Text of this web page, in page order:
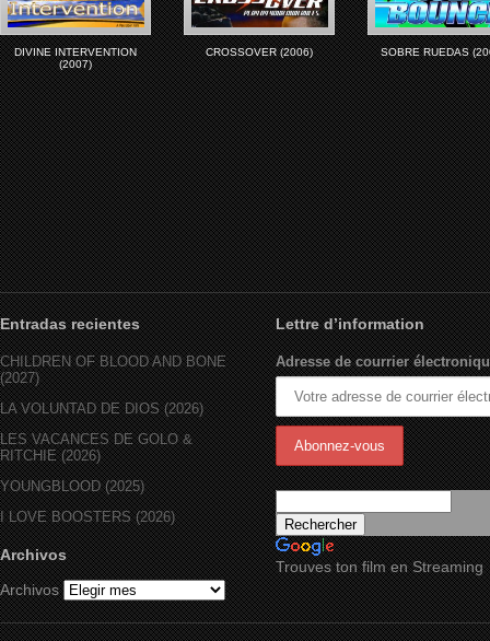
DIVINE INTERVENTION
(2007)
CROSSOVER (2006) SOBRE RUEDAS
Entradas recientes
CHILDREN OF BLOOD AND BONE
(2027)
LA VOLUNTAD DE DIOS (2026)
LES VACANCES DE GOLO &
RITCHIE (2026)
YOUNGBLOOD (2025)
I LOVE BOOSTERS (2026)
Archivos
Archivos
Lettre d’information
Adresse de courrier
Trouves ton film en Streaming